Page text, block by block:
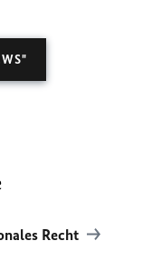
Recht